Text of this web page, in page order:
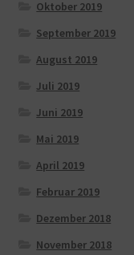
Oktober 2019
September 2019
August 2019
Juli 2019
Juni 2019
Mai 2019
April 2019
Februar 2019
Dezember 2018
November 2018